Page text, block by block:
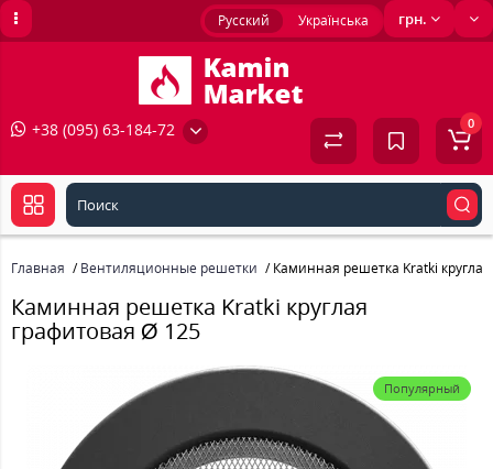
грн.
Русский Українська
+38 (095) 63-184-72 0
Главная Вентиляционные решетки Каминная решетка Kratki
Каминная решетка Kratki круглая
графитовая Ø 125
Популярный